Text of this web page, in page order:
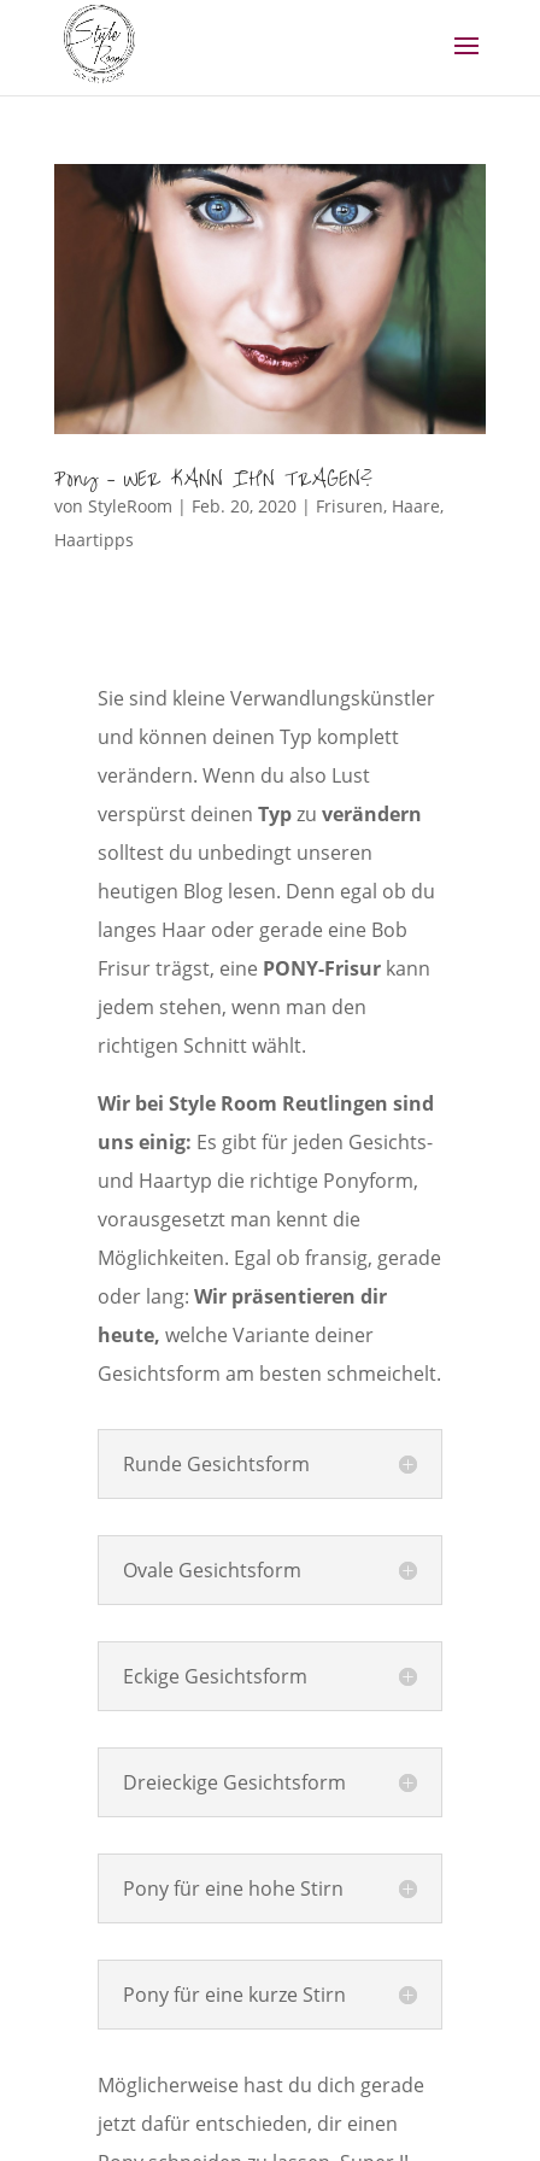
Pony – WER KANN IHN TRAGEN?
von StyleRoom | Feb. 20, 2020| Frisuren, Haare,
Haartipps
Sie sind kleine Verwandlungskünstler
und können deinen Typ komplett
verändern. Wenn du also Lust
verspürst deinen Typzu verändern
solltest du unbedingt unseren
heutigen Blog lesen. Denn egal ob du
langes Haar oder gerade eine Bob
Frisur trägst, eine PONY-Frisurkann
jedem stehen, wenn man den
richtigen Schnitt wählt.
Wir bei Style Room Reutlingen sind
uns einig: Es gibt für jeden Gesichts-
und Haartyp die richtige Ponyform,
vorausgesetzt man kennt die
Möglichkeiten. Egal ob fransig, gerade
oder lang: Wir präsentieren dir
heute, welche Variante deiner
Gesichtsform am besten schmeichelt.
Runde Gesichtsform
Ovale Gesichtsform
Eckige Gesichtsform
Dreieckige Gesichtsform
Pony für eine hohe Stirn
Pony für eine kurze Stirn
Möglicherweise hast du dich gerade
jetzt dafür entschieden, dir einen